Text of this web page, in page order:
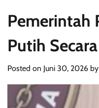
Pemerintah
Putih
Posted on Juni 30, 2026 by